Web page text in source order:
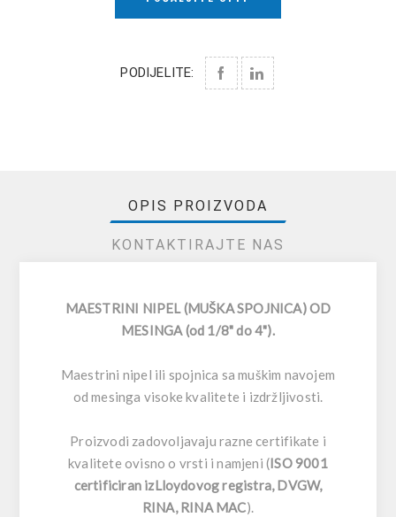
PODIJELITE:
OPIS PROIZVODA
KONTAKTIRAJTE NAS
MAESTRINI NIPEL (MUŠKA SPOJNICA) OD
MESINGA (od 1/8" do 4").
Maestrini nipel ili spojnica sa muškim navojem
od mesinga visoke kvalitete i izdržljivosti.
Proizvodi zadovoljavaju razne certifikate i
kvalitete ovisno o vrsti i namjeni (ISO 9001
certificiran izLloydovog registra, DVGW,
RINA, RINA MAC).